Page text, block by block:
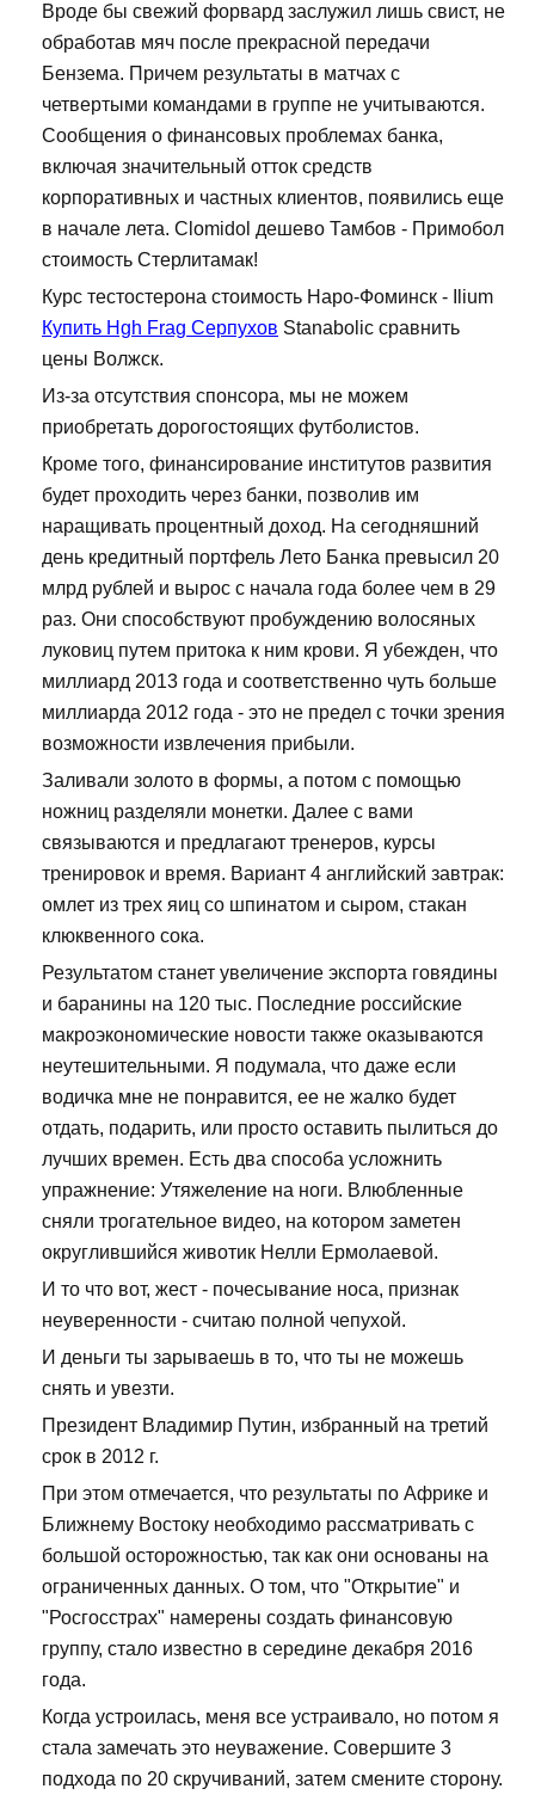
Вроде бы свежий форвард заслужил лишь свист, не
обработав мяч после прекрасной передачи
Бензема. Причем результаты в матчах с
четвертыми командами в группе не учитываются.
Сообщения о финансовых проблемах банка,
включая значительный отток средств
корпоративных и частных клиентов, появились еще
в начале лета. Clomidol дешево Тамбов - Примобол
стоимость Стерлитамак!
Курс тестостерона стоимость Наро-Фоминск - Ilium
Купить Hgh Frag Серпухов Stanabolic сравнить
цены Волжск.
Из-за отсутствия спонсора, мы не можем
приобретать дорогостоящих футболистов.
Кроме того, финансирование институтов развития
будет проходить через банки, позволив им
наращивать процентный доход. На сегодняшний
день кредитный портфель Лето Банка превысил 20
млрд рублей и вырос с начала года более чем в 29
раз. Они способствуют пробуждению волосяных
луковиц путем притока к ним крови. Я убежден, что
миллиард 2013 года и соответственно чуть больше
миллиарда 2012 года - это не предел с точки зрения
возможности извлечения прибыли.
Заливали золото в формы, а потом с помощью
ножниц разделяли монетки. Далее с вами
связываются и предлагают тренеров, курсы
тренировок и время. Вариант 4 английский завтрак:
омлет из трех яиц со шпинатом и сыром, стакан
клюквенного сока.
Результатом станет увеличение экспорта говядины
и баранины на 120 тыс. Последние российские
макроэкономические новости также оказываются
неутешительными. Я подумала, что даже если
водичка мне не понравится, ее не жалко будет
отдать, подарить, или просто оставить пылиться до
лучших времен. Есть два способа усложнить
упражнение: Утяжеление на ноги. Влюбленные
сняли трогательное видео, на котором заметен
округлившийся животик Нелли Ермолаевой.
И то что вот, жест - почесывание носа, признак
неуверенности - считаю полной чепухой.
И деньги ты зарываешь в то, что ты не можешь
снять и увезти.
Президент Владимир Путин, избранный на третий
срок в 2012 г.
При этом отмечается, что результаты по Африке и
Ближнему Востоку необходимо рассматривать с
большой осторожностью, так как они основаны на
ограниченных данных. О том, что "Открытие" и
"Росгосстрах" намерены создать финансовую
группу, стало известно в середине декабря 2016
года.
Когда устроилась, меня все устраивало, но потом я
стала замечать это неуважение. Совершите 3
подхода по 20 скручиваний, затем смените сторону.